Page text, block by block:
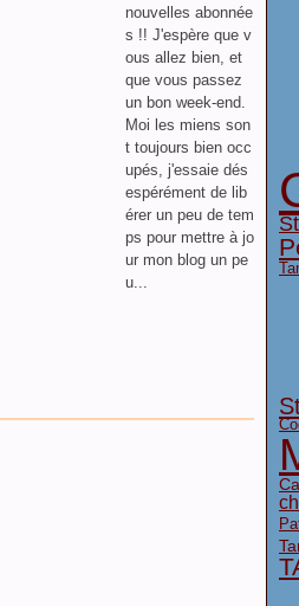
nouvelles abonnée
s !! J'espère que v
ous allez bien, et
que vous passez
un bon week-end.
Moi les miens son
t toujours bien occ
upés, j'essaie dés
espérément de lib
érer un peu de tem
ps pour mettre à jo
ur mon blog un pe
u...